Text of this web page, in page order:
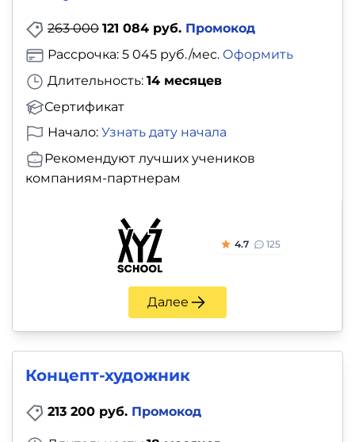
263 000 121 084 руб. Промокод
Длительность: 14 месяцев
Сертификат
Рассрочка: 5 045 руб./мес. Оформить
Начало: Узнать дату начала
Рекомендуют лучших учеников
компаниям-партнерам
4.7 125
Далее
Концепт-художник
213 200 руб. Промокод